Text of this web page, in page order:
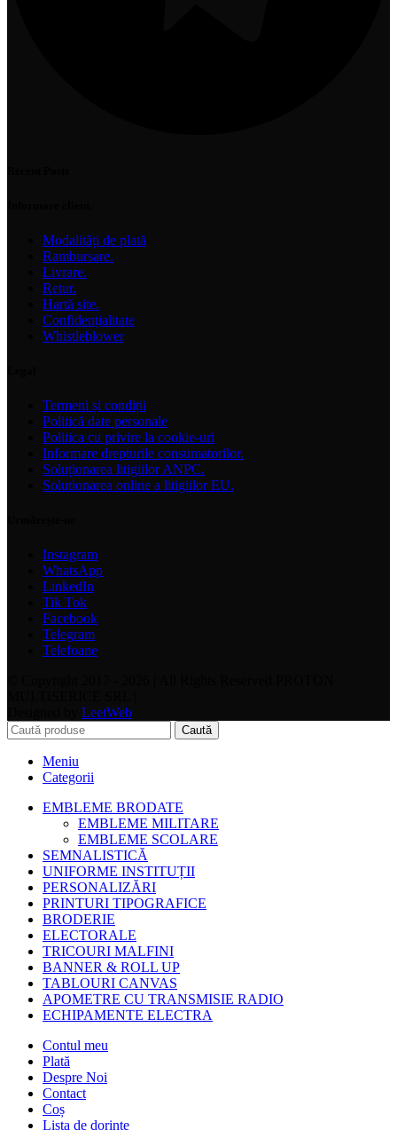
Modalități de plată
Rambursare.
Livrare.
Retur.
Hartă site.
Confidențialitate
Whistleblower
Termeni și condiții
Politică date personale
Politica cu privire la cookie-uri
Informare drepturile consumatorilor.
Soluționarea litigiilor ANPC.
Solutionarea online a litigiilor EU.
Instagram
WhatsApp
LinkedIn
Tik Tok
Facebook
Telegram
Telefoane
LeetWeb
Caută
Meniu
Categorii
EMBLEME BRODATE
EMBLEME MILITARE
EMBLEME SCOLARE
SEMNALISTICĂ
UNIFORME INSTITUȚII
PERSONALIZĂRI
PRINTURI TIPOGRAFICE
BRODERIE
ELECTORALE
TRICOURI MALFINI
BANNER & ROLL UP
TABLOURI CANVAS
APOMETRE CU TRANSMISIE RADIO
ECHIPAMENTE ELECTRA
Contul meu
Plată
Despre Noi
Contact
Coș
Lista de dorințe